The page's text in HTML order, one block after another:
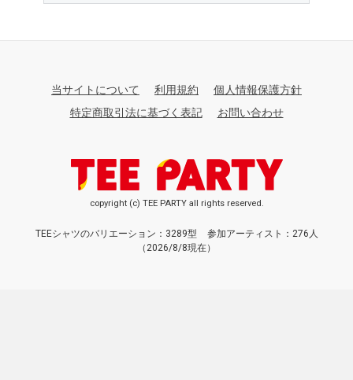
当サイトについて 利用規約
個人情報保護方針
特定商取引法に基づく表記
お問い合わせ
copyright (c) TEE PARTY all rights reserved.
TEEシャツのバリエーション：3289型
参加アーティスト：276人
（2026/8/8現在）